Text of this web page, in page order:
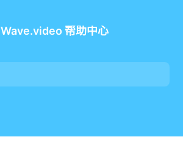
Wave.video 帮助中心